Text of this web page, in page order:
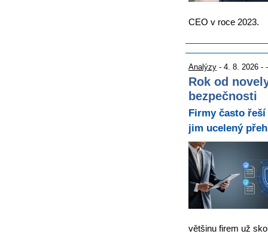
CEO v roce 2023.
Analýzy - 4. 8. 2026 -
Rok od
bezpečnosti
Firmy často
jim ucelený
většinu firem už